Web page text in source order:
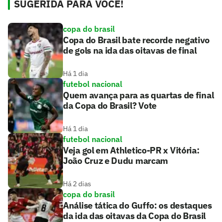
SUGERIDA PARA VOCÊ!
copa do brasil
Copa do Brasil bate recorde negativo
de gols na ida das oitavas de final
Há 1 dia
futebol nacional
Quem avança para as quartas de final
da Copa do Brasil? Vote
Há 1 dia
futebol nacional
Veja gol em Athletico-PR x Vitória:
João Cruz e Dudu marcam
Há 2 dias
copa do brasil
Análise tática do Guffo: os destaques
da ida das oitavas da Copa do Brasil